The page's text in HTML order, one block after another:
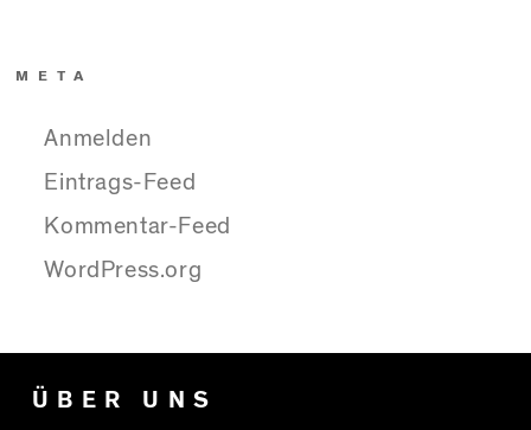
META
Anmelden
Eintrags-Feed
Kommentar-Feed
WordPress.org
ÜBER UNS